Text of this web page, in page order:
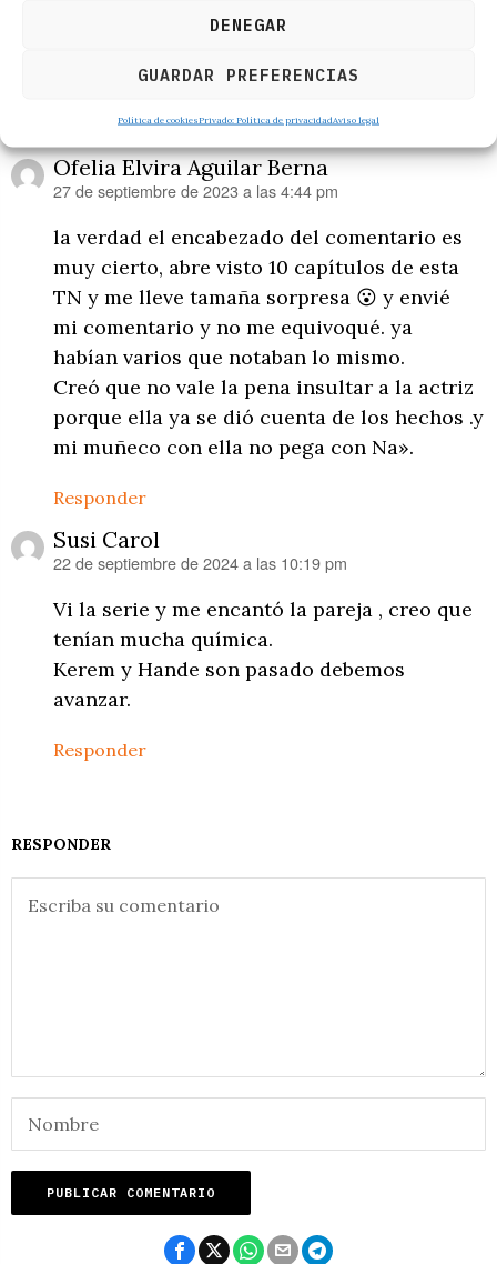
DENEGAR
GUARDAR PREFERENCIAS
Política de cookiesPrivado: Política de privacidadAviso legal
tenía que llorar, lo hacía fatal, aún así, me
mérito a Hafsanur
Responder
Ofelia Elvira Aguilar Berna
dice:
27 de septiembre de 2023 a las 4:44 pm
la verdad el encabezado del comentario es
muy cierto, abre visto 10 capítulos de esta
TN y me lleve tamaña sorpresa 😮 y envié
mi comentario y no me equivoqué. ya
habían varios que notaban lo mismo.
Creó que no vale la pena insultar a la actriz
porque ella ya se dió cuenta de los hechos .y
mi muñeco con ella no pega con Na».
Responder
Susi Carol
dice:
22 de septiembre de 2024 a las 10:19 pm
Vi la serie y me encantó la pareja , creo que
tenían mucha química.
Kerem y Hande son pasado debemos
avanzar.
Responder
RESPONDER